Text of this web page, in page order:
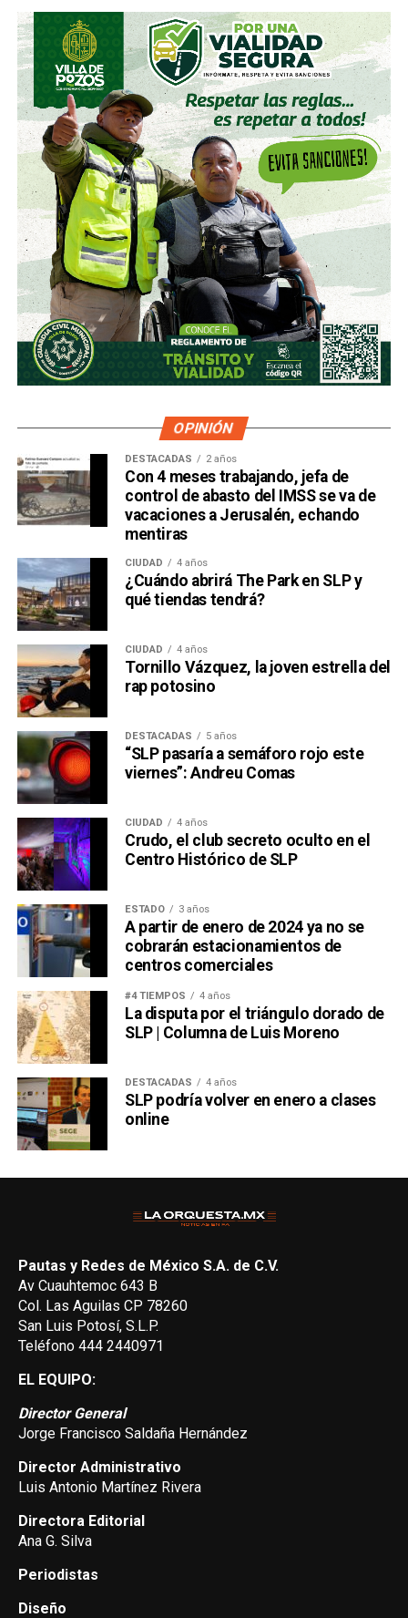
OPINIÓN
DESTACADAS 2 años
Con 4 meses trabajando, jefa de
control de abasto del IMSS se va de
vacaciones a Jerusalén, echando
mentiras
CIUDAD 4 años
¿Cuándo abrirá The Park en SLP y
qué tiendas tendrá?
CIUDAD 4 años
Tornillo Vázquez, la joven estrella del
rap potosino
DESTACADAS 5 años
“SLP pasaría a semáforo rojo este
viernes”: Andreu Comas
CIUDAD 4 años
Crudo, el club secreto oculto en el
Centro Histórico de SLP
ESTADO 3 años
A partir de enero de 2024 ya no se
cobrarán estacionamientos de
centros comerciales
#4 TIEMPOS 4 años
La disputa por el triángulo dorado de
SLP | Columna de Luis Moreno
DESTACADAS 4 años
SLP podría volver en enero a clases
online
Pautas y Redes de México S.A. de C.V.
Av Cuauhtemoc 643 B
Col. Las Aguilas CP 78260
San Luis Potosí, S.L.P.
Teléfono 444 2440971
EL EQUIPO:
Director General
Jorge Francisco Saldaña Hernández
Director Administrativo
Luis Antonio Martínez Rivera
Directora Editorial
Ana G. Silva
Periodistas
Diseño